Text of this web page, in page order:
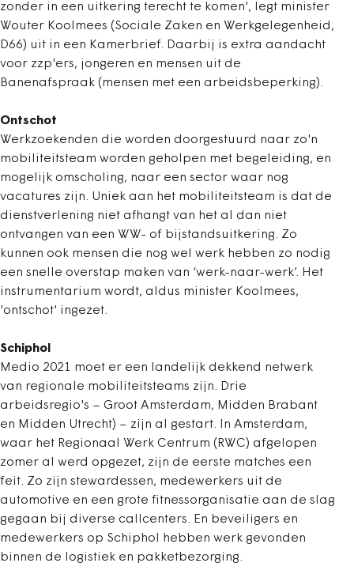
zonder in een uitkering terecht te komen', legt minister
Wouter Koolmees (Sociale Zaken en Werkgelegenheid,
D66) uit in een Kamerbrief. Daarbij is extra aandacht
voor zzp'ers, jongeren en mensen uit de
Banenafspraak (mensen met een arbeidsbeperking).
Ontschot
Werkzoekenden die worden doorgestuurd naar zo'n
mobiliteitsteam worden geholpen met begeleiding, en
mogelijk omscholing, naar een sector waar nog
vacatures zijn. Uniek aan het mobiliteitsteam is dat de
dienstverlening niet afhangt van het al dan niet
ontvangen van een WW- of bijstandsuitkering. Zo
kunnen ook mensen die nog wel werk hebben zo nodig
een snelle overstap maken van ‘werk-naar-werk’. Het
instrumentarium wordt, aldus minister Koolmees,
'ontschot' ingezet.
Schiphol
Medio 2021 moet er een landelijk dekkend netwerk
van regionale mobiliteitsteams zijn. Drie
arbeidsregio's – Groot Amsterdam, Midden Brabant
en Midden Utrecht) – zijn al gestart. In Amsterdam,
waar het Regionaal Werk Centrum (RWC) afgelopen
zomer al werd opgezet, zijn de eerste matches een
feit. Zo zijn stewardessen, medewerkers uit de
automotive en een grote fitnessorganisatie aan de slag
gegaan bij diverse callcenters. En beveiligers en
medewerkers op Schiphol hebben werk gevonden
binnen de logistiek en pakketbezorging.